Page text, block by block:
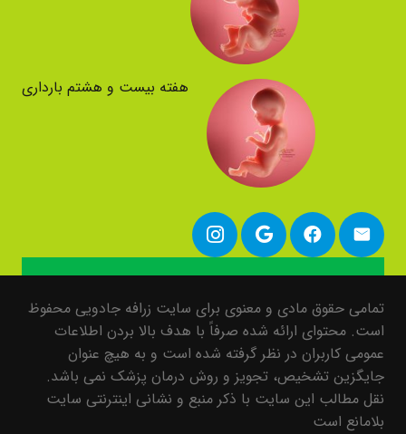
هفته بیست و هشتم بارداری
تمامی حقوق مادی و معنوی برای سایت زرافه جادویی محفوظ
است. محتوای ارائه شده صرفاً با هدف بالا بردن اطلاعات
عمومی کاربران در نظر گرفته شده است و به هیچ عنوان
جایگزین تشخیص، تجویز و روش درمان پزشک نمی باشد.
نقل مطالب این سایت با ذکر منبع و نشانی اینترنتی سایت
بلامانع است